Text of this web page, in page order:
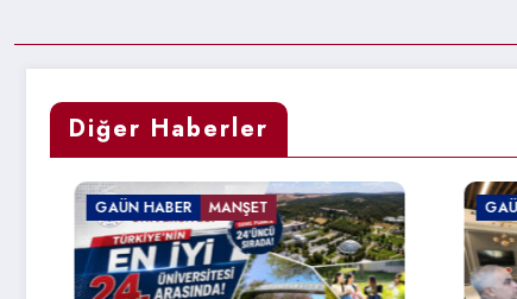
Diğer Haberler
GAÜN HABER